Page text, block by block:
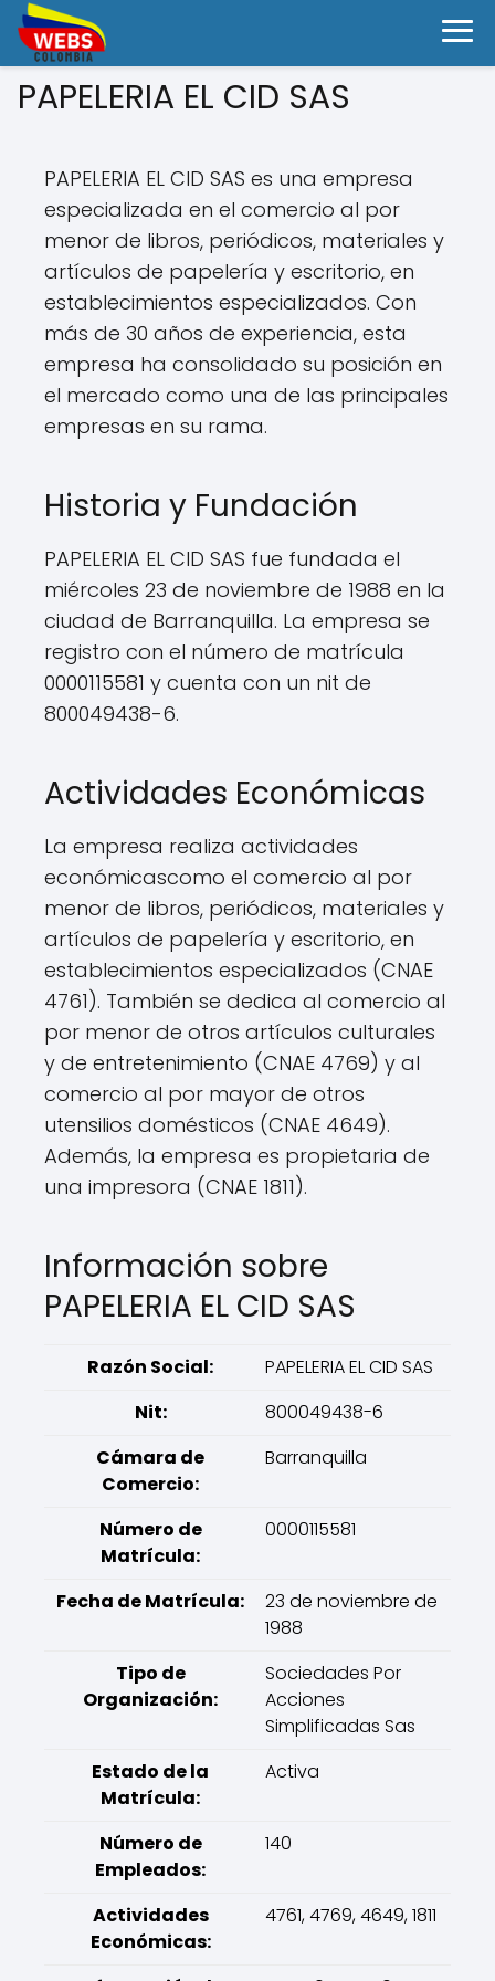
PAPELERIA EL CID SAS
PAPELERIA EL CID SAS es una empresa
especializada en el comercio al por
menor de libros, periódicos, materiales y
artículos de papelería y escritorio, en
establecimientos especializados. Con
más de 30 años de experiencia, esta
empresa ha consolidado su posición en
el mercado como una de las principales
empresas en su rama.
Historia y Fundación
PAPELERIA EL CID SAS fue fundada el
miércoles 23 de noviembre de 1988 en la
ciudad de Barranquilla. La empresa se
registro con el número de matrícula
0000115581 y cuenta con un nit de
800049438-6.
Actividades Económicas
La empresa realiza actividades
económicascomo el comercio al por
menor de libros, periódicos, materiales y
artículos de papelería y escritorio, en
establecimientos especializados (CNAE
4761). También se dedica al comercio al
por menor de otros artículos culturales
y de entretenimiento (CNAE 4769) y al
comercio al por mayor de otros
utensilios domésticos (CNAE 4649).
Además, la empresa es propietaria de
una impresora (CNAE 1811).
Información sobre
PAPELERIA EL CID SAS
Razón Social:
PAPELERIA EL CID SAS
Nit:
800049438-6
Cámara de
Comercio:
Barranquilla
Número de
Matrícula:
0000115581
Fecha de Matrícula:
23 de noviembre de
1988
Tipo de
Organización:
Sociedades Por
Acciones
Simplificadas Sas
Estado de la
Matrícula:
Activa
Número de
Empleados:
140
Actividades
Económicas:
4761, 4769, 4649, 1811